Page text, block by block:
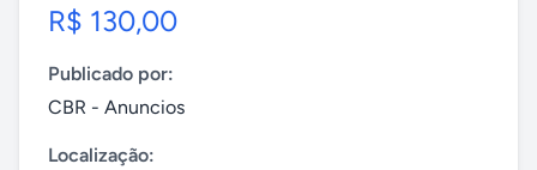
R$ 130,00
Publicado por:
CBR - Anuncios
Localização: